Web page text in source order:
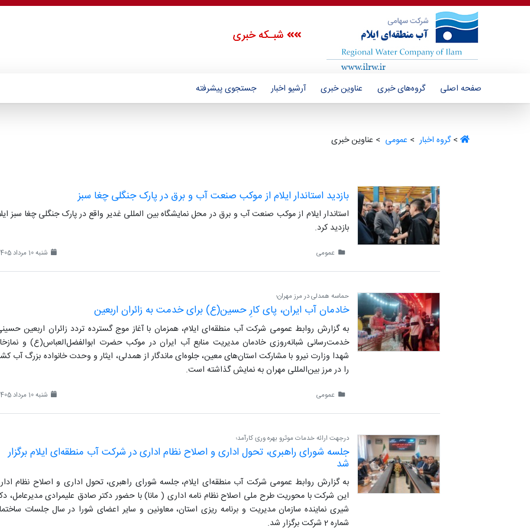
شبـکه خبری
صفحه اصلی گروه‌های خبری عناوین خبری آرشیو اخبار جستجوی پیشرفته
>گروه اخبار ‏ > عمومی ‏ > عناوین خبری
بازدید استاندار ایلام از موکب صنعت آب و برق در پارک جنگلی چغا سبز
استاندار ایلام از موکب صنعت آب و برق در محل نمایشگاه بین المللی غدیر واقع در پارک جنگلی چغا سبز
بازدید کرد.
عمومی شنبه 10 مرداد 1405
حماسه همدلی در مرز مهران؛
خادمان آب ایران، پای کارِ حسین(ع) برای خدمت به زائران اربعین
به گزارش روابط عمومی شرکت آب منطقه‌ای ایلام، همزمان با آغاز موج گسترده تردد زائران اربعین
خدمت‌رسانی شبانه‌روزی خادمان مدیریت منابع آب ایران در موکب حضرت ابوالفضل‌العباس(ع) و
شهدا وزارت نیرو با مشارکت استان‌های معین، جلوه‌ای ماندگار از همدلی، ایثار و وحدت خانواده بزرگ آب
را در مرز بین‌المللی مهران به نمایش گذاشته است.
عمومی شنبه 10 مرداد 1405
درجهت ارائه خدمات موثرو بهره وری کارآمد؛
جلسه شورای راهبری، تحول اداری و اصلاح نظام اداری در شرکت آب منطقه‌ای ایلام برگزار
شد
به گزارش روابط عمومی شرکت آب منطقه‌ای ایلام، جلسه شورای راهبری، تحول اداری و اصلاح نظام
این شرکت با محوریت طرح ملی اصلاح نظام نامه اداری ( مانا) با حضور دکتر صادق علیمرادی مدیرعامل،
شیری نماینده سازمان مدیریت و برنامه ریزی استان، معاونین و سایر اعضای شورا در سال جلسات
شماره 2 شرکت برگزار شد.